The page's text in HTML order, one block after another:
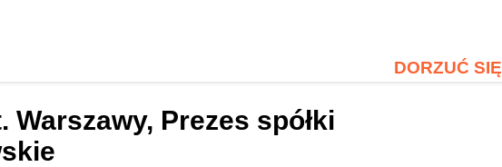
DORZUĆ SIĘ
Warszawy, Prezes spółki